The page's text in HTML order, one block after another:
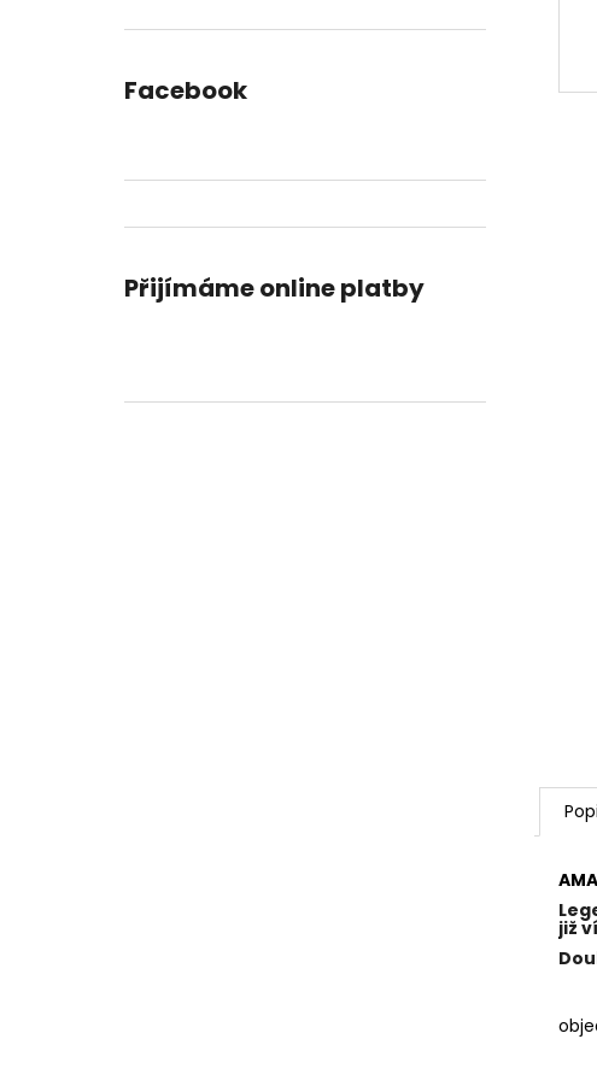
Facebook
Přijímáme online platby
již
490 Kč